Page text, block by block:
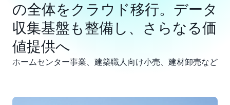
の全体をクラウド移行。データ
収集基盤も整備し、さらなる価
値提供へ
ホームセンター事業、建築職人向け小売、建材卸売など